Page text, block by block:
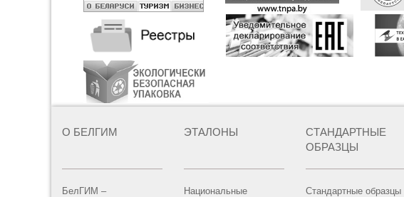
О БЕЛГИМ
БелГИМ –
ЭТАЛОНЫ
Национальные
СТАНДАРТНЫЕ
ОБРАЗЦЫ
Стандартные образцы